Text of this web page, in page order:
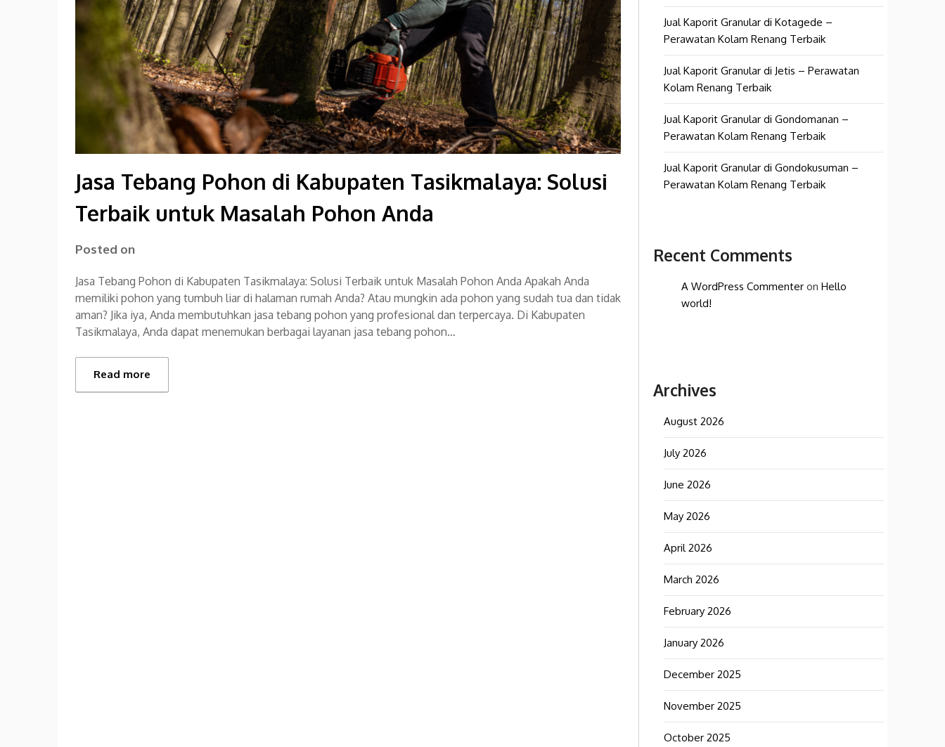
Jasa Tebang Pohon di Kabupaten Tasikmalaya: Solusi
Terbaik untuk Masalah Pohon Anda
Posted on
Jasa Tebang Pohon di Kabupaten Tasikmalaya: Solusi Terbaik untuk Masalah Pohon Anda Apakah Anda
memiliki pohon yang tumbuh liar di halaman rumah Anda? Atau mungkin ada pohon yang sudah tua dan tidak
aman? Jika iya, Anda membutuhkan jasa tebang pohon yang profesional dan terpercaya. Di Kabupaten
Tasikmalaya, Anda dapat menemukan berbagai layanan jasa tebang pohon…
Read more
Jual Kaporit Granular di Kotagede –
Perawatan Kolam Renang Terbaik
Jual Kaporit Granular di Jetis – Perawatan
Kolam Renang Terbaik
Jual Kaporit Granular di Gondomanan –
Perawatan Kolam Renang Terbaik
Jual Kaporit Granular di Gondokusuman –
Perawatan Kolam Renang Terbaik
Recent Comments
A WordPress Commenter on Hello
world!
Archives
August 2026
July 2026
June 2026
May 2026
April 2026
March 2026
February 2026
January 2026
December 2025
November 2025
October 2025